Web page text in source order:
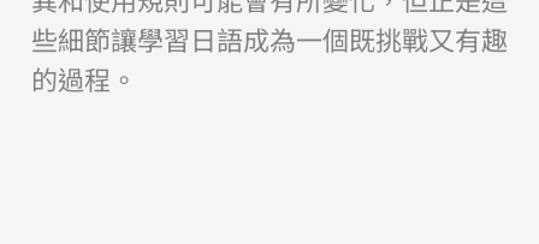
些細節讓學習日語成為一個既挑戰又有趣
的過程。